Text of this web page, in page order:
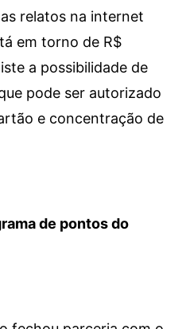
relatos na internet
em torno de R$
a possibilidade de
pode ser autorizado
e concentração de
de pontos do